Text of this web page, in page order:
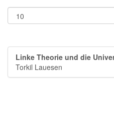
Linke Theorie und die
Torkil Lauesen